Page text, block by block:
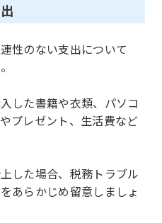
性のない支出について
した書籍や衣類、パソコ
プレゼント、生活費など
した場合、税務トラブル
あらかじめ留意しましょ